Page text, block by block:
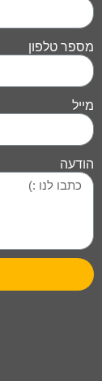
מספר טלפון
מייל
הודעה